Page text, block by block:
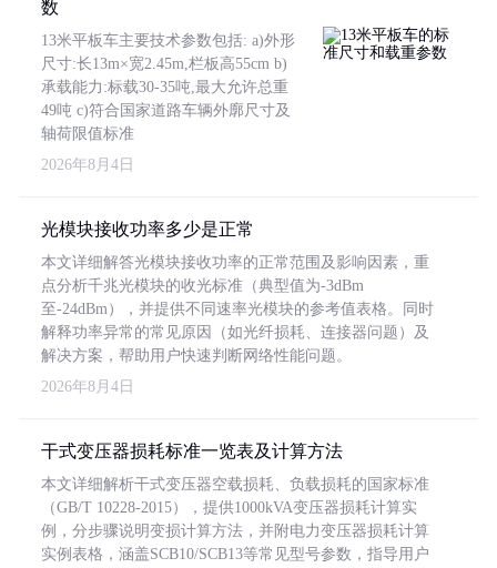
数
13米平板车主要技术参数包括: a)外形
尺寸:长13m×宽2.45m,栏板高55cm b)
承载能力:标载30-35吨,最大允许总重
49吨 c)符合国家道路车辆外廓尺寸及
轴荷限值标准
2026年8月4日
光模块接收功率多少是正常
本文详细解答光模块接收功率的正常范围及影响因素，重
点分析千兆光模块的收光标准（典型值为-3dBm
至-24dBm），并提供不同速率光模块的参考值表格。同时
解释功率异常的常见原因（如光纤损耗、连接器问题）及
解决方案，帮助用户快速判断网络性能问题。
2026年8月4日
干式变压器损耗标准一览表及计算方法
本文详细解析干式变压器空载损耗、负载损耗的国家标准
（GB/T 10228-2015），提供1000kVA变压器损耗计算实
例，分步骤说明变损计算方法，并附电力变压器损耗计算
实例表格，涵盖SCB10/SCB13等常见型号参数，指导用户